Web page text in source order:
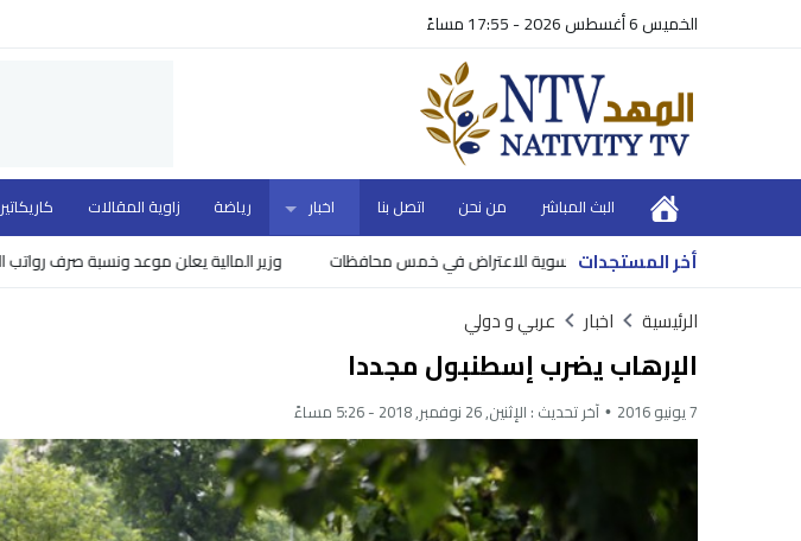
الخميس 6 أغسطس 2026 - 17:55 مساءً
البث المباشر من نحن اتصل بنا اخبار رياضة زاوية المقالات كاريكاتير
أخر المستجدات وزير المالية يعلن موعد ونسبة صرف رواتب الموظفين
الرئيسية اخبار عربي و دولي
الإرهاب يضرب إسطنبول مجددا
7 يونيو 2016 آخر تحديث : الإثنين, 26 نوفمبر, 2018 - 5:26 مساءً